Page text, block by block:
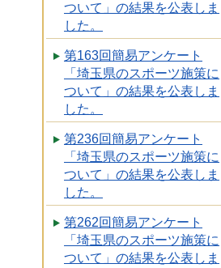
ついて」の結果を公表しま
した。
第163回簡易アンケート
「埼玉県のスポーツ施策に
ついて」の結果を公表しま
した。
第236回簡易アンケート
「埼玉県のスポーツ施策に
ついて」の結果を公表しま
した。
第262回簡易アンケート
「埼玉県のスポーツ施策に
ついて」の結果を公表しま